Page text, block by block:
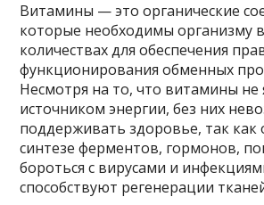
Витамины — это органические
которые необходимы организму
количествах для обеспечения
функционирования обменных
Несмотря на то, что витамины не
источником энергии, без них
поддерживать здоровье, так как
синтезе ферментов, гормонов,
бороться с вирусами и
способствуют регенерации